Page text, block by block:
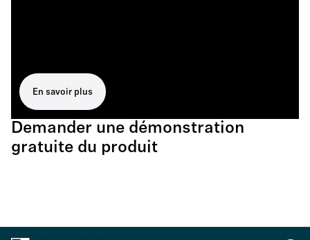
En savoir plus
Demander une démonstration
gratuite du produit